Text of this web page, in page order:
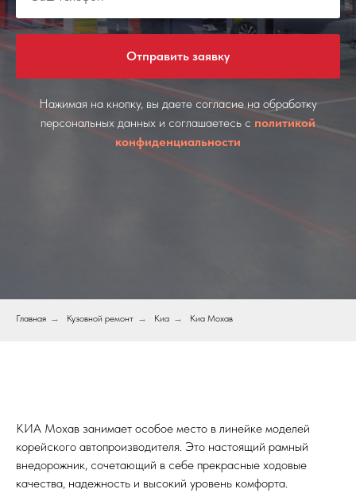
Отправить заявку
Нажимая на кнопку, вы даете согласие на обработку
персональных данных и соглашаетесь c политикой
конфиденциальности
Главная → Кузовной ремонт → Киа → Киа Мохав
КИА Мохав занимает особое место в линейке моделей
корейского автопроизводителя. Это настоящий рамный
внедорожник, сочетающий в себе прекрасные ходовые
качества, надежность и высокий уровень комфорта.